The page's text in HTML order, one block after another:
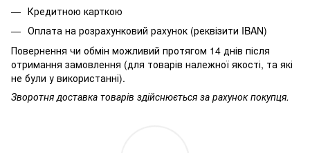
Кредитною карткою
Оплата на розрахунковий рахунок (реквізити IBAN)
Повернення чи обмін можливий протягом 14 днів після
отримання замовлення (для товарів належної якості, та які
не були у використанні).
Зворотня доставка товарів здійснюється за рахунок покупця.